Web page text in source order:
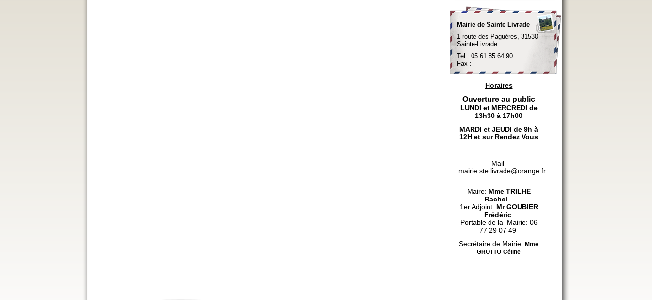
Mairie de Sainte Livrade
1 route des Paguères, 31530
Sainte-Livrade
Tel : 05.61.85.64.90
Fax :
Horaires
Ouverture au public
LUNDI et MERCREDI de
13h30 à 17h00
MARDI et JEUDI de 9h à
12H et sur Rendez Vous
Mail:
mairie.ste.livrade@orange.fr
Maire: Mme TRILHE
Rachel
1er Adjoint: Mr GOUBIER
Frédéric
Portable de la Mairie: 06
77 29 07 49
Secrétaire de Mairie: Mme
GROTTO Céline